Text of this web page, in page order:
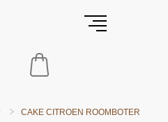
CAKE CITROEN ROOMBOTER